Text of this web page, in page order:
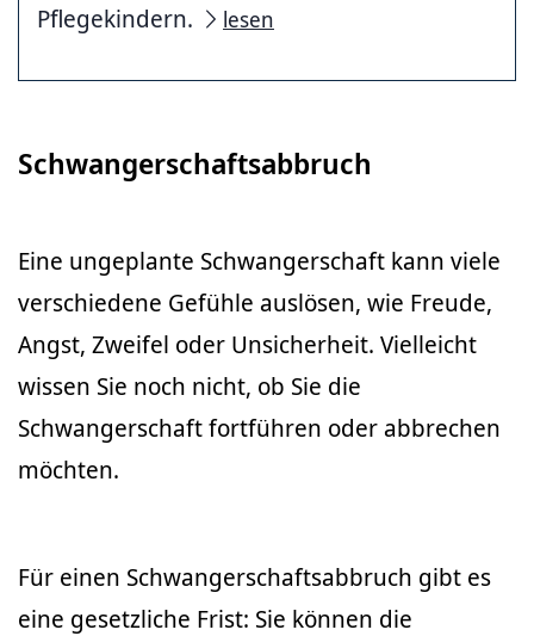
Pflegekindern.
lesen
Schwangerschaftsabbruch
Eine ungeplante Schwangerschaft kann viele
verschiedene Gefühle auslösen, wie Freude,
Angst, Zweifel oder Unsicherheit. Vielleicht
wissen Sie noch nicht, ob Sie die
Schwangerschaft fortführen oder abbrechen
möchten.
Für einen Schwangerschaftsabbruch gibt es
eine gesetzliche Frist: Sie können die